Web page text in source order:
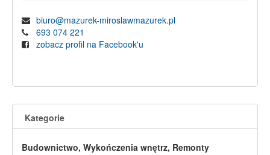
biuro@mazurek-miroslawmazurek.pl
693 074 221
zobacz profil na Facebook'u
Kategorie
Budownictwo, Wykończenia wnętrz, Remonty